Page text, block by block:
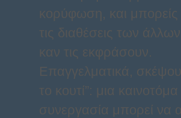
κορύφωση, και μπορείς
τις διαθέσεις των
καν τις εκφράσουν.
Επαγγελματικά,
το κουτί”: μια
συνεργασία μπορεί να